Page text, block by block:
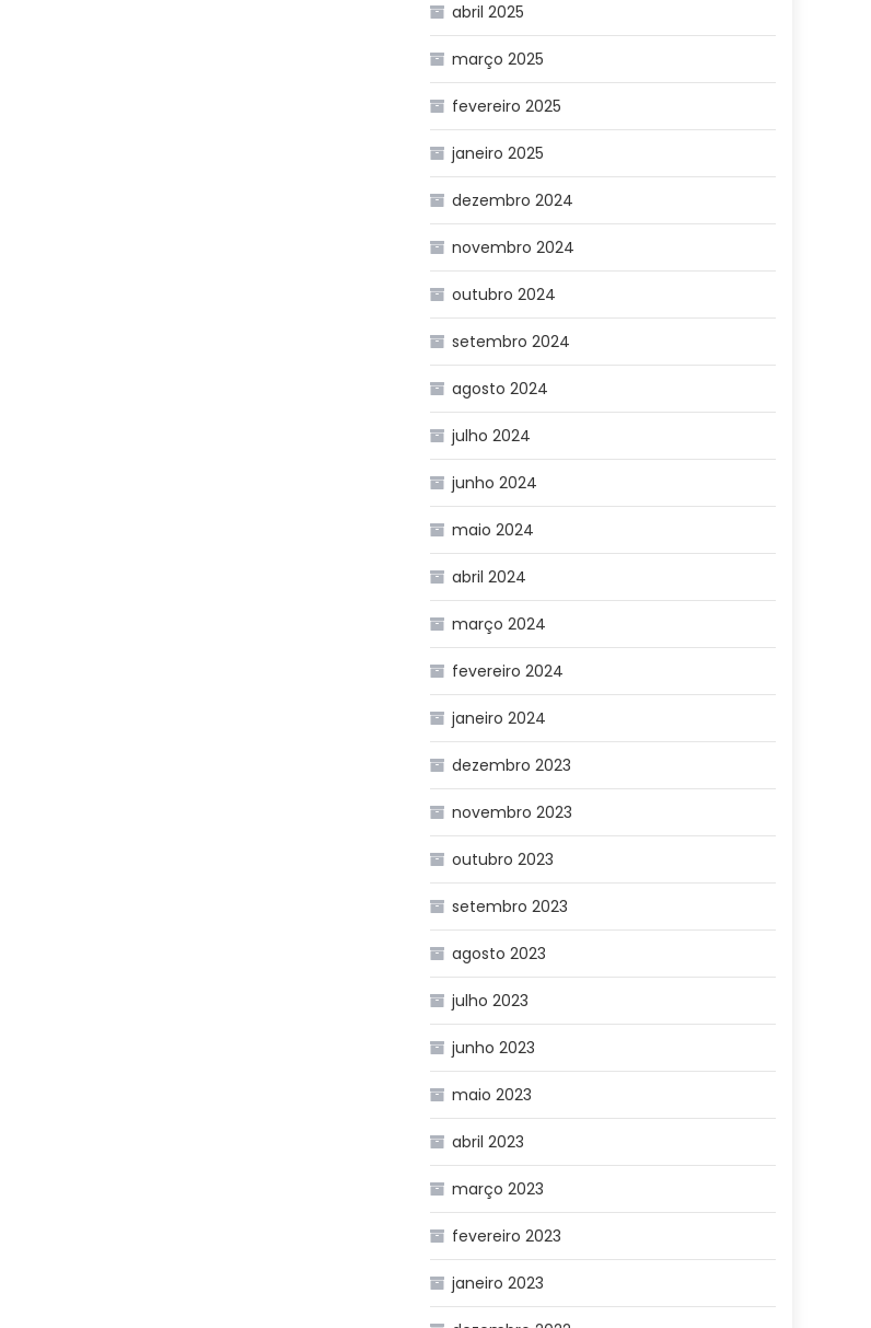
abril 2025
março 2025
fevereiro 2025
janeiro 2025
dezembro 2024
novembro 2024
outubro 2024
setembro 2024
agosto 2024
julho 2024
junho 2024
maio 2024
abril 2024
março 2024
fevereiro 2024
janeiro 2024
dezembro 2023
novembro 2023
outubro 2023
setembro 2023
agosto 2023
julho 2023
junho 2023
maio 2023
abril 2023
março 2023
fevereiro 2023
janeiro 2023